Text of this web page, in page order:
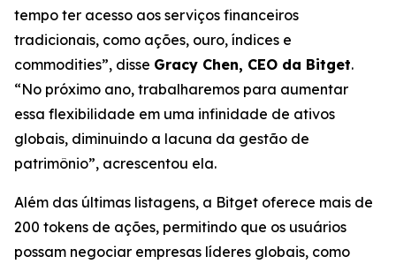
tempo ter acesso aos serviços financeiros
tradicionais, como ações, ouro, índices e
commodities”, disse Gracy Chen, CEO da Bitget.
“No próximo ano, trabalharemos para aumentar
essa flexibilidade em uma infinidade de ativos
globais, diminuindo a lacuna da gestão de
patrimônio”, acrescentou ela.
Além das últimas listagens, a Bitget oferece mais de
200 tokens de ações, permitindo que os usuários
possam negociar empresas líderes globais, como